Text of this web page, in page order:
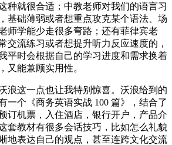
种就很合适；中教老师对我们的语言习
基础薄弱或者想重点攻克某个语法、场
师学能少走很多弯路；还有菲律宾老
交流练习或者想提升听力反应速度的，
平时会根据自己的学习进度和需求换着
又能兼顾实用性。
浪这一点也让我特别惊喜。沃浪给到的
一个《商务英语实战 100 篇》，结合了
订机票，入住酒店，银行开户，产品介
套教材有很多会话技巧，比如怎么礼貌
地表达自己的观点，甚至连跨文化交流